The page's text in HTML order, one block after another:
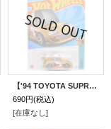
【'94 TOYOTA SUPRA (TOONED)】DK.ORANGE/O5
690円(税込)
[在庫なし]